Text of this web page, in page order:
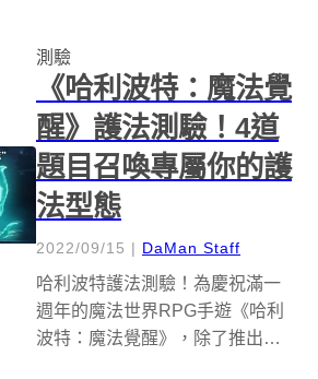
Jeans〉...
測驗
《哈利波特：魔法覺
醒》護法測驗！4道
題目召喚專屬你的護
法型態
2022/09/15 | DaMan Staff
哈利波特護法測驗！為慶祝滿一
週年的魔法世界RPG手遊《哈利
波特：魔法覺醒》，除了推出全